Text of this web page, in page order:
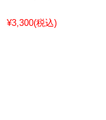
¥3,300(税込)